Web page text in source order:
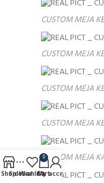
CUSTOM MEJA
CUSTOM MEJA
CUSTOM MEJA
CUSTOM MEJA
CUSTOM MEJA
ShopSidebar
Wishlist
0
Cart
My account